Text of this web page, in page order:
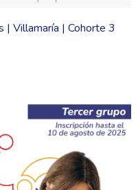
| Villamaría | Cohorte 3